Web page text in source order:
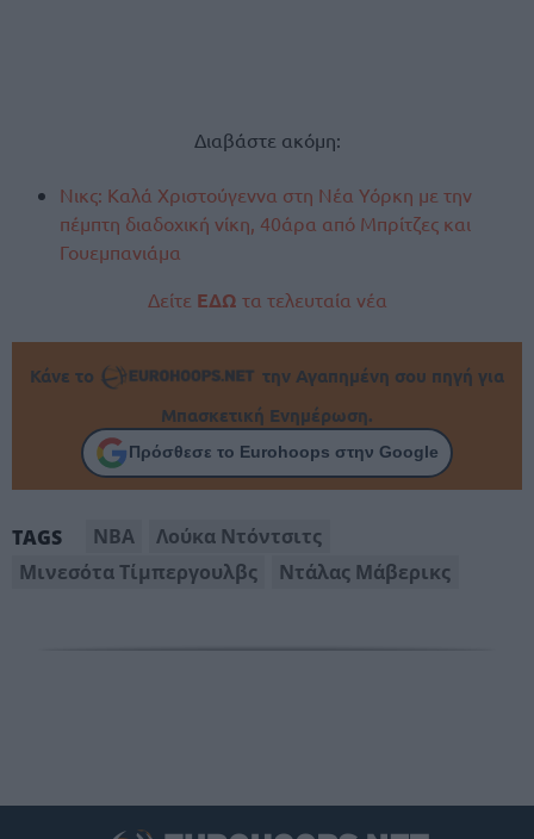
Διαβάστε ακόμη:
Νικς: Καλά Χριστούγεννα στη Νέα Υόρκη με την
πέμπτη διαδοχική νίκη, 40άρα από Μπρίτζες και
Γουεμπανιάμα
Δείτε ΕΔΩ τα τελευταία νέα
Κάνε το
την Αγαπημένη σου πηγή για
Μπασκετική Ενημέρωση.
Πρόσθεσε το Eurohoops στην Google
TAGS NBA
Λούκα Ντόντσιτς
Μινεσότα Τίμπεργουλβς
Ντάλας Μάβερικς